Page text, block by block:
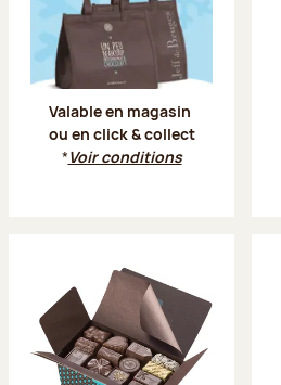
Valable en magasin
ou en click & collect
*Voir conditions